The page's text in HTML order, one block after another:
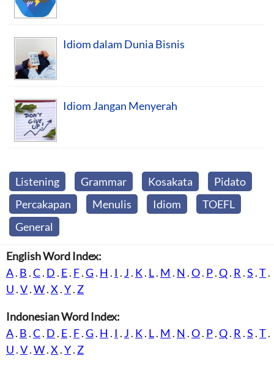
Idiom dalam Dunia Bisnis
Idiom Jangan Menyerah
Listening Grammar Kosakata
Pidato
Percakapan
Menulis Idiom
TOEFL
General
English Word Index:
A. B .C. D . E. F.G. H . I . J . K. L. M . N .O. P.Q. R .S .T.
U .V.W.X .Y. Z
Indonesian Word Index:
A. B .C. D . E. F.G. H . I . J . K. L. M . N .O. P.Q. R .S .T.
U .V.W.X .Y. Z